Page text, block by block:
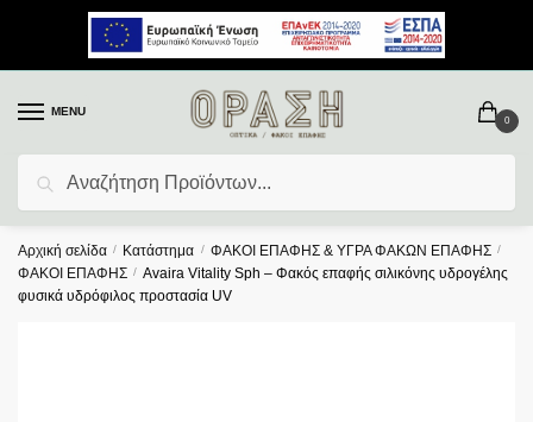
MENU
Αναζήτηση
0
Αρχική σελίδα / Κατάστημα / ΦΑΚΟΙ ΕΠΑΦΗΣ & ΥΓΡΑ ΦΑΚΩΝ ΕΠΑΦΗΣ /
ΦΑΚΟΙ ΕΠΑΦΗΣ / Avaira Vitality Sph – Φακός επαφής σιλικόνης υδρογέλης
φυσικά υδρόφιλος προστασία UV